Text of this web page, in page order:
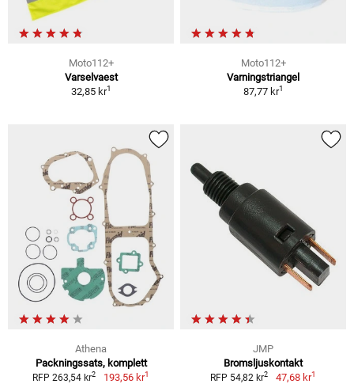
Moto112+
Varselvaest
32,85 kr1
Moto112+
Varningstriangel
87,77 kr1
Athena
Packningssats, komplett
RFP 263,54 kr2 193,56 kr1
JMP
Bromsljuskontakt
RFP 54,82 kr2 47,68 kr1